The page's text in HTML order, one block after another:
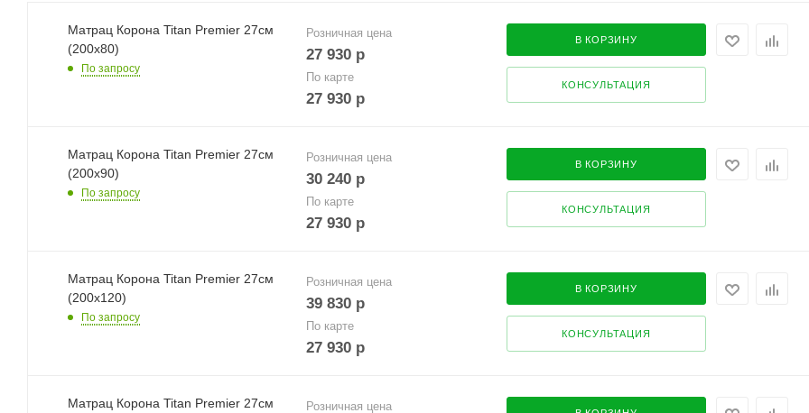
Матрац Корона Titan Premier 27см
(200х80)
По запросу
Розничная цена
27 930р
По карте
27 930р
В КОРЗИНУ
КОНСУЛЬТАЦИЯ
Матрац Корона Titan Premier 27см
(200х90)
По запросу
Розничная цена
30 240р
По карте
27 930р
В КОРЗИНУ
КОНСУЛЬТАЦИЯ
Матрац Корона Titan Premier 27см
(200х120)
По запросу
Розничная цена
39 830р
По карте
27 930р
В КОРЗИНУ
КОНСУЛЬТАЦИЯ
Матрац Корона Titan Premier 27см
Розничная цена